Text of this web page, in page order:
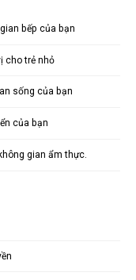
bếp của bạn
cho trẻ nhỏ
sống của bạn
của bạn
gian ẩm thực.